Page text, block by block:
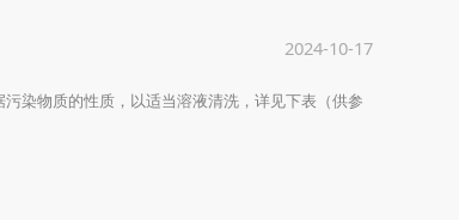
2024-10-17
染物质的性质，以适当溶液清洗，详见下表（供参